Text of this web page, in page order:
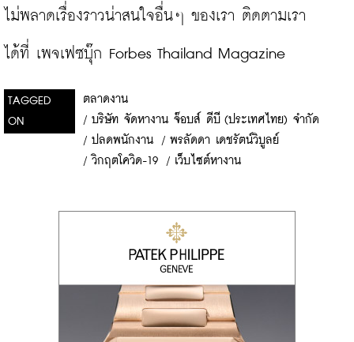
ไม่พลาดเรื่องราวน่าสนใจอื่นๆ ของเรา ติดตามเรา
ได้ที่ เพจเฟซบุ๊ก Forbes Thailand Magazine
TAGGED
ON
ตลาดงาน
/ บริษัท จัดหางาน จ๊อบส์ ดีบี (ประเทศไทย) จำกัด
/ ปลดพนักงาน / พรลัดดา เดชรัตน์วิบูลย์
/ วิกฤตโควิด-19 / เว็บไซต์หางาน